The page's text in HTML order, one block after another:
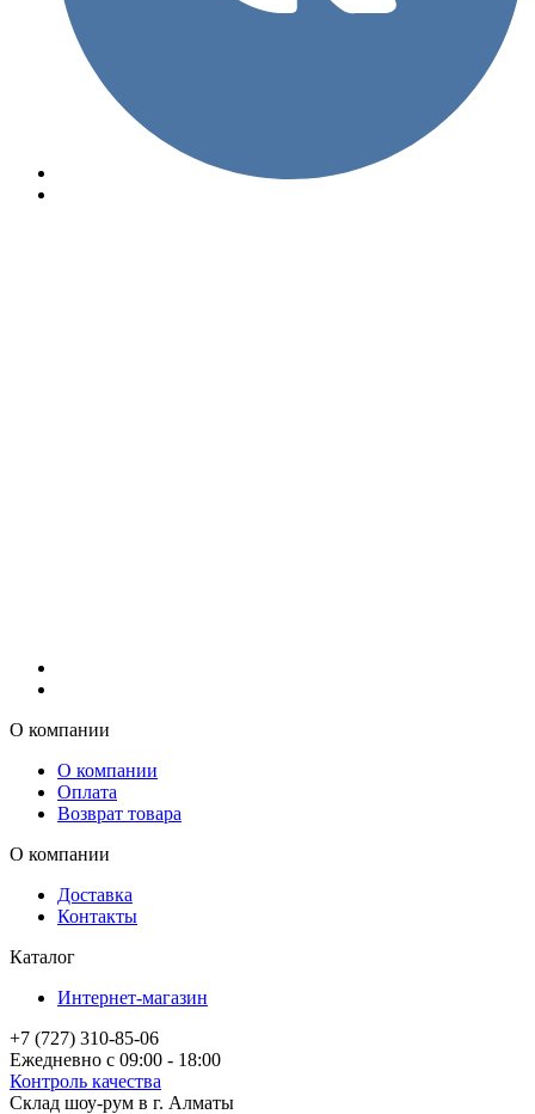
О компании
О компании
Оплата
Возврат товара
О компании
Доставка
Контакты
Каталог
Интернет-магазин
+7 (727) 310-85-06
Ежедневно с 09:00 - 18:00
Контроль качества
Склад шоу-рум в г. Алматы